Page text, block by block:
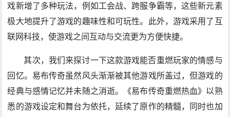
戏新增了多种玩法，例如工会战、跨服争霸等，这些新元素
极大地提升了游戏的趣味性和可玩性。此外，游戏采用了互
联网科技，使游戏之间互动与交流更为方便快捷。
其次，我们来探讨一下这款游戏能否重燃玩家的情感与
回忆。易布传奇虽然风头渐渐被其他游戏所盖过，但游戏的
经典与感情记忆并未随之消逝。《易布传奇重燃热血》以熟
悉的游戏设定和舞台为依托，延续了原作的精髓，同时也加